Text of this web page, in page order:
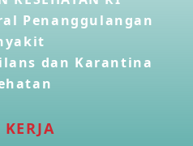
Penanggulangan
dan Karantina